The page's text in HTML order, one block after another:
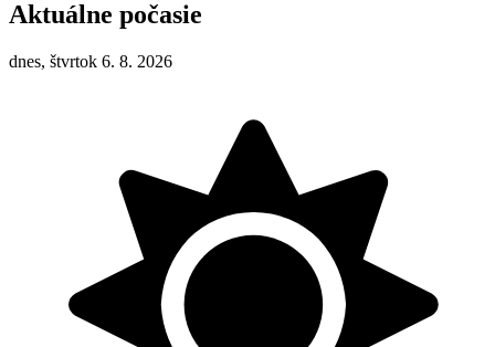
Aktuálne počasie
dnes, štvrtok 6. 8. 2026